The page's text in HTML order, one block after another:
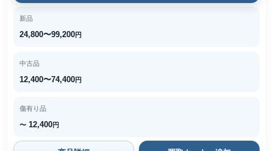
新品
24,800〜99,200円
中古品
12,400〜74,400円
傷有り品
〜 12,400円